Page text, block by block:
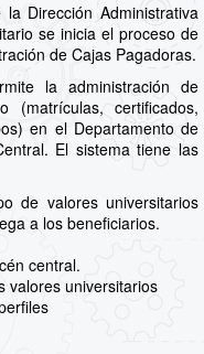
Dirección Administrativa
se inicia el proceso de
de Cajas Pagadoras.
la administración de
(matrículas, certificados,
en el Departamento de
El sistema tiene las
valores universitarios
a los beneficiarios.
central.
valores universitarios